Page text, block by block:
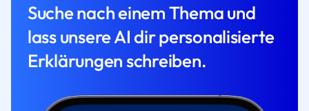
Suche nach einem Thema und
lass unsere AI dir personalisierte
Erklärungen schreiben.